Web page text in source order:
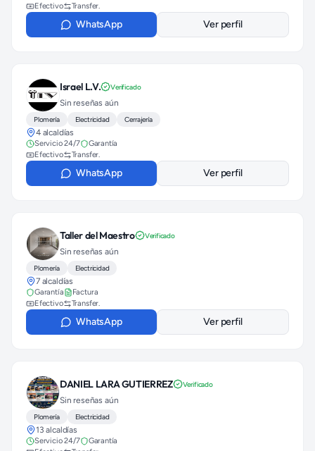
Efectivo
Transfer.
WhatsApp Ver perfil
Israel L.V. Verificado
Sin reseñas aún
Plomería Electricidad Cerrajería
4 alcaldías
Servicio 24/7
Garantía
Efectivo
Transfer.
WhatsApp Ver perfil
Taller del Maestro Verificado
Sin reseñas aún
Plomería Electricidad
7 alcaldías
Garantía
Factura
Efectivo
Transfer.
WhatsApp Ver perfil
DANIEL LARA GUTIERREZ Verificado
Sin reseñas aún
Plomería Electricidad
13 alcaldías
Servicio 24/7
Garantía